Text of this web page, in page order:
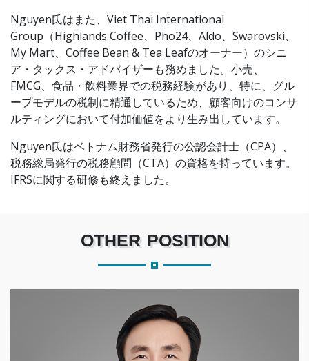
Nguyen氏はまた、Viet Thai International
Group（Highlands Coffee、Pho24、Aldo、Swarovski、
My Mart、Coffee Bean & Tea Leafのオーナー）のシニ
ア・タックス・アドバイザーも務めました。小売、
FMCG、食品・飲料業界での税務経験があり、特に、グル
ープモデルの税制に精通しているため、顧客向けのコンサ
ルティングにおいて付加価値をより生み出しています。
Nguyen氏はベトナム財務省発行の公認会計士（CPA）、
税務総局発行の税務顧問（CTA）の資格を持っています。
IFRSに関する研修も終えました。
OTHER POSITION